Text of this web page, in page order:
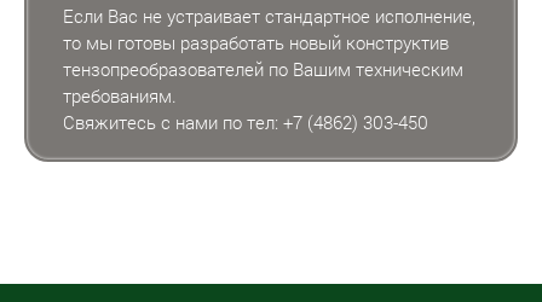
Если Вас не устраивает стандартное исполнение,
то мы готовы разработать новый конструктив
тензопреобразователей по Вашим техническим
требованиям.
Свяжитесь с нами по тел: +7 (4862) 303-450